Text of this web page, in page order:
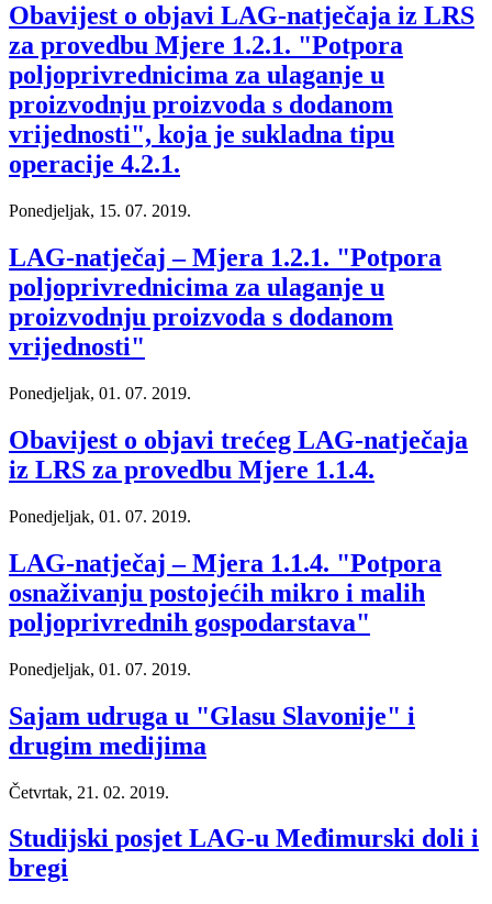
Obavijest o objavi LAG-natječaja iz LRS
za provedbu Mjere 1.2.1. "Potpora
poljoprivrednicima za ulaganje u
proizvodnju proizvoda s dodanom
vrijednosti", koja je sukladna tipu
operacije 4.2.1.
Ponedjeljak, 15. 07. 2019.
LAG-natječaj – Mjera 1.2.1. "Potpora
poljoprivrednicima za ulaganje u
proizvodnju proizvoda s dodanom
vrijednosti"
Ponedjeljak, 01. 07. 2019.
Obavijest o objavi trećeg LAG-natječaja
iz LRS za provedbu Mjere 1.1.4.
Ponedjeljak, 01. 07. 2019.
LAG-natječaj – Mjera 1.1.4. "Potpora
osnaživanju postojećih mikro i malih
poljoprivrednih gospodarstava"
Ponedjeljak, 01. 07. 2019.
Sajam udruga u "Glasu Slavonije" i
drugim medijima
Četvrtak, 21. 02. 2019.
Studijski posjet LAG-u Međimurski doli i
bregi